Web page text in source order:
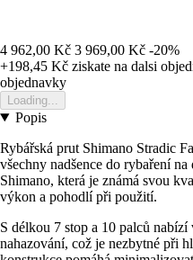
4 962,00 Kč 3 969,00 Kč -20%
+198,45 Kč ziskate na dalsi
objednavky
Loading...
Popis
Rybářská prut Shimano Stradic
všechny nadšence do rybaření
Shimano, která je známá svou
výkon a pohodlí při použití.
S délkou 7 stop a 10 palců
nahazování, což je nezbytné při